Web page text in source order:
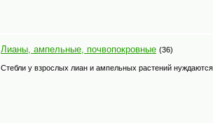
Лианы, ампельные, почвопокровные (36)
Стебли у взрослых лиан и ампельных растений